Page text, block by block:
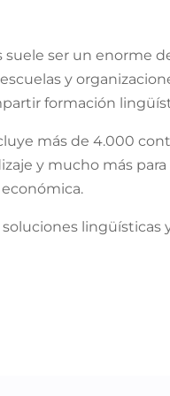
suele ser un enorme
y
formación
más de 4.000
y mucho más
soluciones